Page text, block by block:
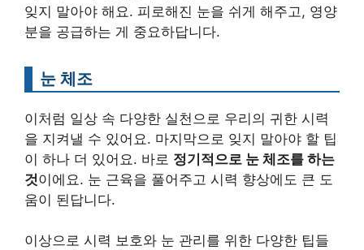
잊지 말아야 해요. 피로해진 눈을 쉬게 해주고, 영양
분을 공급하는 게 중요하답니다.
눈 체조
이처럼 일상 속 다양한 실천으로 우리의 귀한 시력
을 지켜낼 수 있어요. 마지막으로 잊지 말아야 할 팁
이 하나 더 있어요. 바로 정기적으로 눈 체조를 하는
것이에요. 눈 근육을 풀어주고 시력 향상에도 큰 도
움이 된답니다.
이상으로 시력 보호와 눈 관리를 위한 다양한 팁들